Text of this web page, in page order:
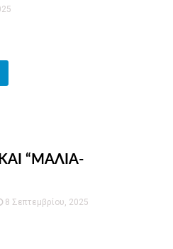
“ΜΑΛΙΑ-
8 Σεπτεμβρίου, 2025